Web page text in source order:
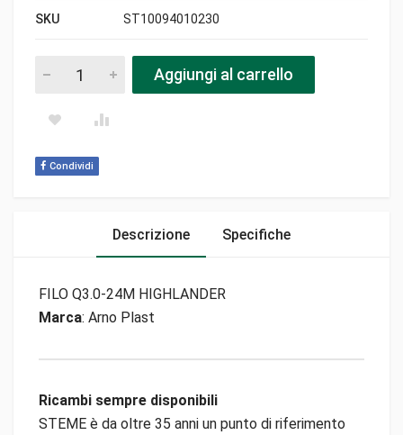
SKU ST10094010230
Filo q3.0-24m highlander pezziAggiungi al carrello
Condividi
Descrizione Specifiche
FILO Q3.0-24M HIGHLANDER
Marca: Arno Plast
Ricambi sempre disponibili
STEME è da oltre 35 anni un punto di riferimento